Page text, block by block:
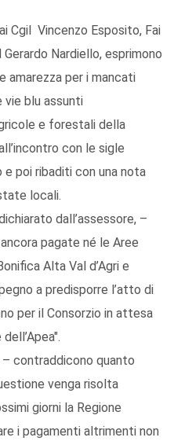
Cgil Vincenzo Esposito, Fai
Nardiello, esprimono
amarezza per i mancati
vie blu assunti
e forestali della
con le sigle
poi ribaditi con una nota
locali.
dall’assessore, –
pagate né le Aree
Alta Val d’Agri e
a predisporre l’atto di
per il Consorzio in attesa
contraddicono quanto
venga risolta
giorni la Regione
i pagamenti altrimenti non